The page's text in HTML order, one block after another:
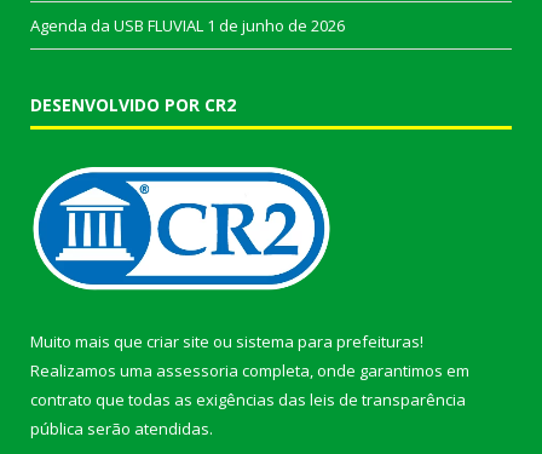
Agenda da USB FLUVIAL 1 de junho de 2026
DESENVOLVIDO POR CR2
Muito mais que criar site ou sistema para prefeituras!
Realizamos uma assessoria completa, onde garantimos em
contrato que todas as exigências das leis de transparência
pública serão atendidas.